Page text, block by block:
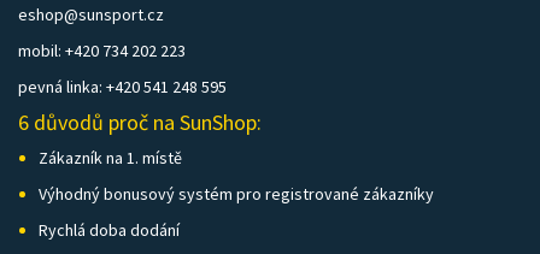
eshop@sunsport.cz
mobil: +420 734 202 223
pevná linka: +420 541 248 595
6 důvodů proč na SunShop:
Zákazník na 1. místě
Výhodný bonusový systém pro registrované zákazníky
Rychlá doba dodání